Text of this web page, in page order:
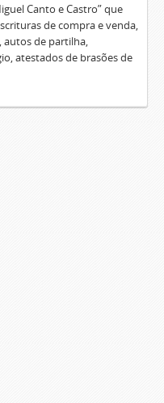
Canto e Castro” que
de compra e venda,
de partilha,
atestados de brasões de